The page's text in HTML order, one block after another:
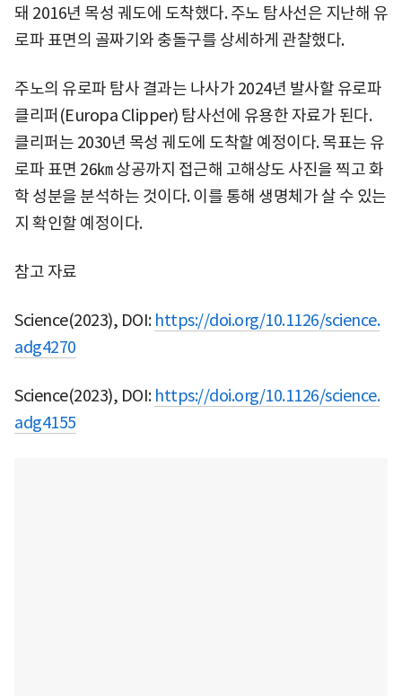
돼 2016년 목성 궤도에 도착했다. 주노 탐사선은 지난해 유
로파 표면의 골짜기와 충돌구를 상세하게 관찰했다.
주노의 유로파 탐사 결과는 나사가 2024년 발사할 유로파
클리퍼(Europa Clipper) 탐사선에 유용한 자료가 된다.
클리퍼는 2030년 목성 궤도에 도착할 예정이다. 목표는 유
로파 표면 26㎞ 상공까지 접근해 고해상도 사진을 찍고 화
학 성분을 분석하는 것이다. 이를 통해 생명체가 살 수 있는
지 확인할 예정이다.
참고 자료
Science(2023), DOI: https://doi.org/10.1126/science.
adg4270
Science(2023), DOI: https://doi.org/10.1126/science.
adg4155